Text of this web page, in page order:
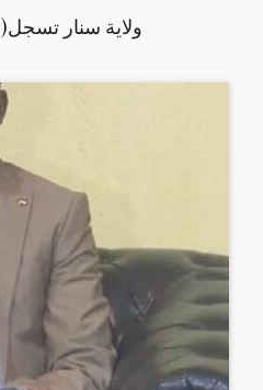
ولاية سنار تسجل( ٨) حالات جديدة بكورونا وحالة شفاء واحدة